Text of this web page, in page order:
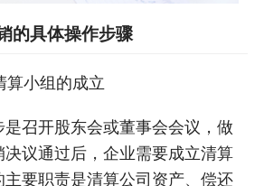
的具体操作步骤
算小组的成立
召开股东会或董事会会议，做
决议通过后，企业需要成立清算
要职责是清算公司资产、偿还